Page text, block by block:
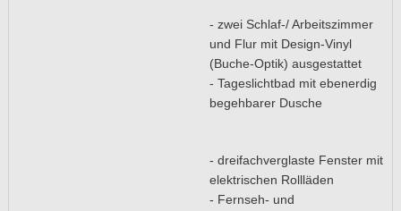
- zwei Schlaf-/ Arbeitszimmer
und Flur mit Design-Vinyl
(Buche-Optik) ausgestattet
- Tageslichtbad mit ebenerdig
begehbarer Dusche
- dreifachverglaste Fenster mit
elektrischen Rollläden
- Fernseh- und